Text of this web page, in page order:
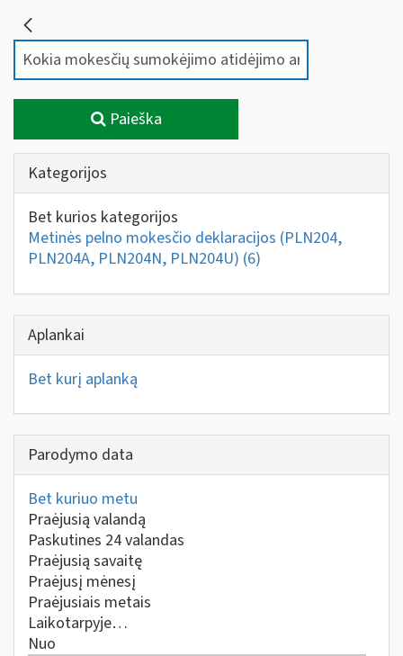
Paieška
Kategorijos
Bet kurios kategorijos
Metinės pelno mokesčio deklaracijos (PLN204,
PLN204A, PLN204N, PLN204U) (6)
Aplankai
Bet kurį aplanką
Parodymo data
Bet kuriuo metu
Praėjusią valandą
Paskutines 24 valandas
Praėjusią savaitę
Praėjusį mėnesį
Praėjusiais metais
Laikotarpyje…
Nuo